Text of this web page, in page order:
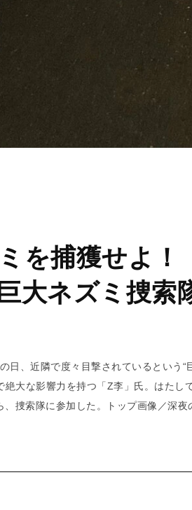
を捕獲せよ
大ネズミ捜索
日、近隣で度々目撃されているという“
大な影響力を持つ「Z李」氏。はたし
捜索隊に参加した。トップ画像／深夜